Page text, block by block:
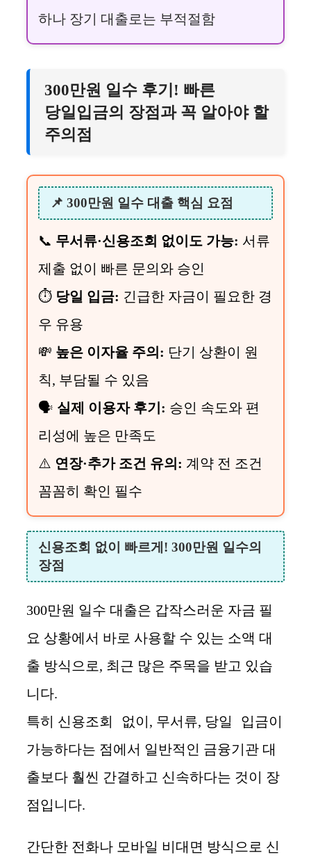
하나 장기 대출로는 부적절함
300만원 일수 후기! 빠른
당일입금의 장점과 꼭 알아야 할
주의점
📌 300만원 일수 대출 핵심 요점
📞 무서류·신용조회 없이도 가능: 서류
제출 없이 빠른 문의와 승인
⏱ 당일 입금: 긴급한 자금이 필요한 경
우 유용
💸 높은 이자율 주의: 단기 상환이 원
칙, 부담될 수 있음
🗣 실제 이용자 후기: 승인 속도와 편
리성에 높은 만족도
⚠️ 연장·추가 조건 유의: 계약 전 조건
꼼꼼히 확인 필수
신용조회 없이 빠르게! 300만원 일수의
장점
300만원 일수 대출은 갑작스러운 자금 필
요 상황에서 바로 사용할 수 있는 소액 대
출 방식으로, 최근 많은 주목을 받고 있습
니다.
특히 신용조회 없이, 무서류, 당일 입금이
가능하다는 점에서 일반적인 금융기관 대
출보다 훨씬 간결하고 신속하다는 것이 장
점입니다.
간단한 전화나 모바일 비대면 방식으로 신